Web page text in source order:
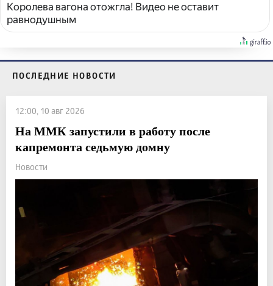
Королева вагона отожгла! Видео не оставит
равнодушным
ПОСЛЕДНИЕ НОВОСТИ
12:00, 10 авг 2026
На ММК запустили в работу после
капремонта седьмую домну
Новости